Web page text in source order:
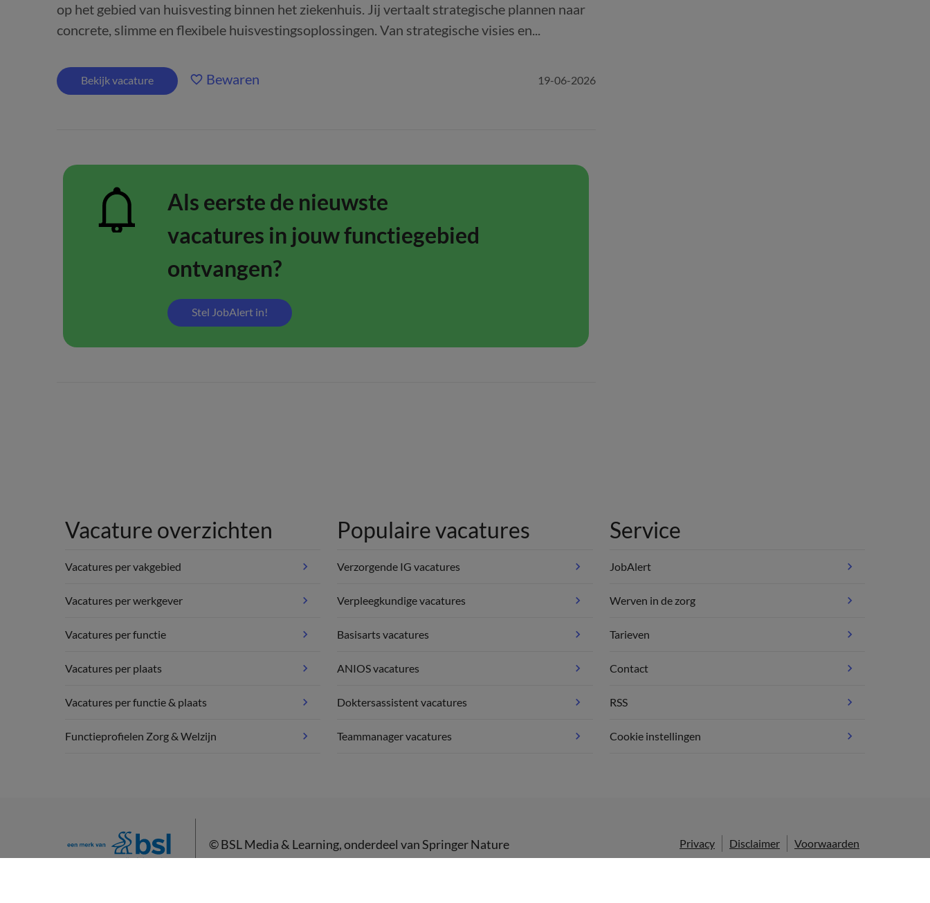
op het gebied van huisvesting binnen het ziekenhuis. Jij vertaalt strategische plannen naar
concrete, slimme en flexibele huisvestingsoplossingen. Van strategische visies en...
Bekijk vacature Bewaren 19-06-2026
Als eerste de nieuwste
vacatures in jouw functiegebied
ontvangen?
Stel JobAlert in!
Vacature overzichten
Vacatures per vakgebied
Vacatures per werkgever
Vacatures per functie
Vacatures per plaats
Vacatures per functie & plaats
Functieprofielen Zorg & Welzijn
Populaire vacatures
Verzorgende IG vacatures
Verpleegkundige vacatures
Basisarts vacatures
ANIOS vacatures
Doktersassistent vacatures
Teammanager vacatures
Service
JobAlert
Werven in de zorg
Tarieven
Contact
RSS
Cookie instellingen
Privacy Disclaimer Voorwaarden
©BSL Media & Learning, onderdeel vanSpringer Nature